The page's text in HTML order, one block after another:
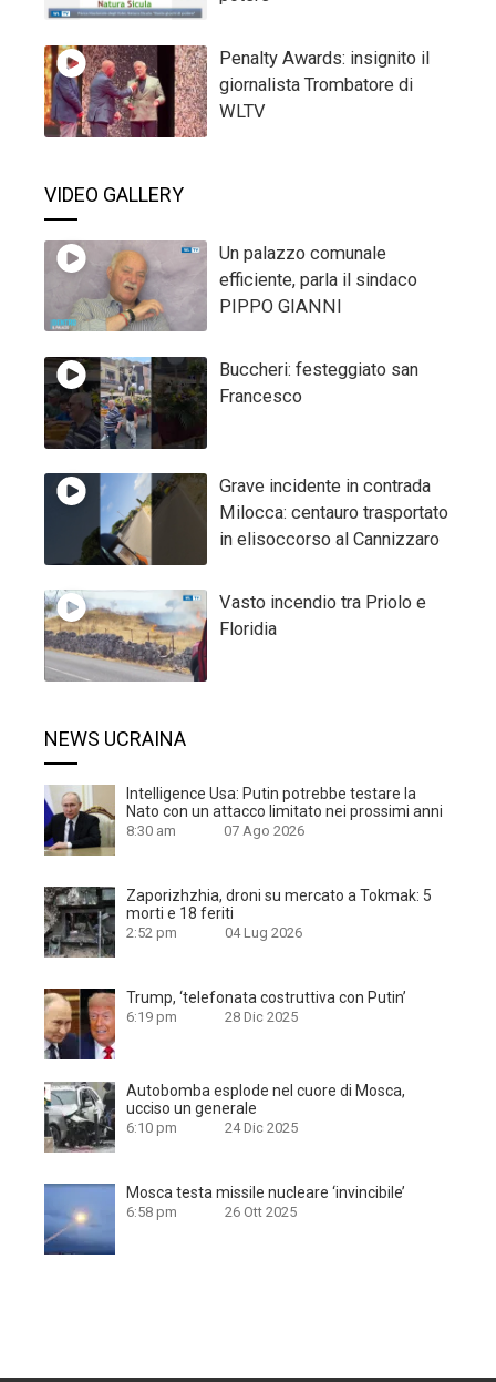
Penalty Awards: insignito il
giornalista Trombatore di
WLTV
VIDEO GALLERY
Un palazzo comunale
efficiente, parla il sindaco
PIPPO GIANNI
Buccheri: festeggiato san
Francesco
Grave incidente in contrada
Milocca: centauro trasportato
in elisoccorso al Cannizzaro
Vasto incendio tra Priolo e
Floridia
NEWS UCRAINA
Intelligence Usa: Putin potrebbe testare la
Nato con un attacco limitato nei prossimi anni
8:30 am 07 Ago 2026
Zaporizhzhia, droni su mercato a Tokmak: 5
morti e 18 feriti
2:52 pm 04 Lug 2026
Trump, ‘telefonata costruttiva con Putin’
6:19 pm 28 Dic 2025
Autobomba esplode nel cuore di Mosca,
ucciso un generale
6:10 pm 24 Dic 2025
Mosca testa missile nucleare ‘invincibile’
6:58 pm 26 Ott 2025